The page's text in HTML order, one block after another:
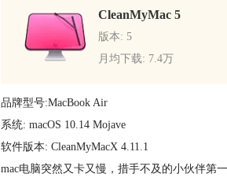
CleanMyMac 5
版本: 5
月均下载: 7.4万
品牌型号:MacBook Air
系统: macOS 10.14 Mojave
软件版本: CleanMyMacX 4.11.1
mac电脑突然又卡又慢，措手不及的小伙伴第